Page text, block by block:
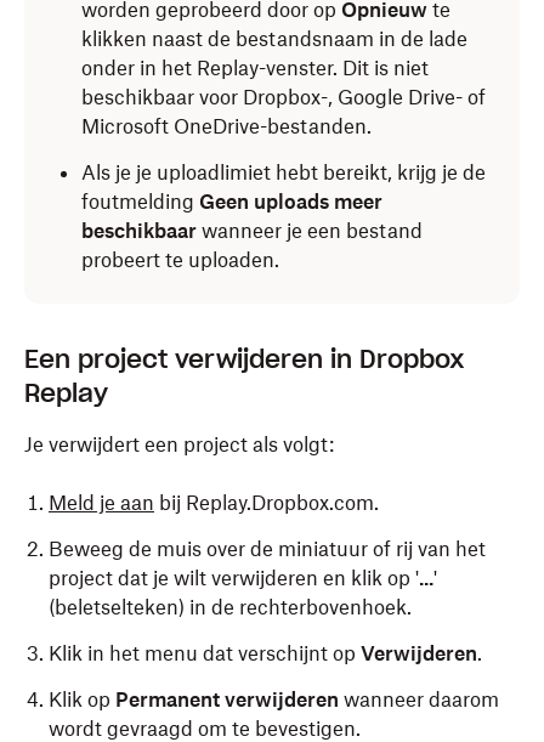
worden geprobeerd door op Opnieuw te
klikken naast de bestandsnaam in de lade
onder in het Replay-venster. Dit is niet
beschikbaar voor Dropbox-, Google Drive- of
Microsoft OneDrive-bestanden.
Als je je uploadlimiet hebt bereikt, krijg je de
foutmelding Geen uploads meer
beschikbaar wanneer je een bestand
probeert te uploaden.
Een project verwijderen in Dropbox
Replay
Je verwijdert een project als volgt:
Meld je aan bij Replay.Dropbox.com.
Beweeg de muis over de miniatuur of rij van het
project dat je wilt verwijderen en klik op '...'
(beletselteken) in de rechterbovenhoek.
Klik in het menu dat verschijnt op Verwijderen.
Klik op Permanent verwijderen wanneer daarom
wordt gevraagd om te bevestigen.